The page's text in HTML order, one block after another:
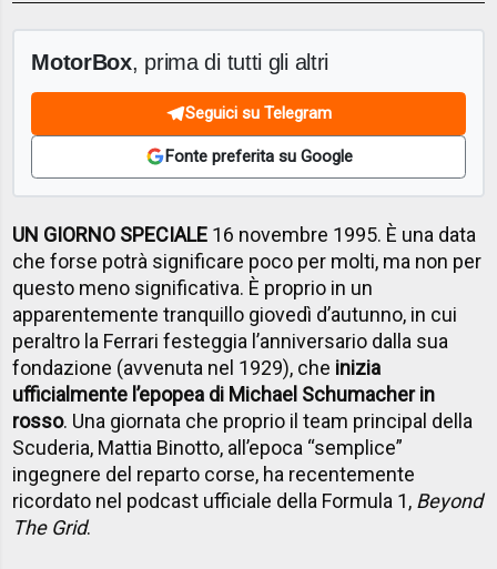
MotorBox, prima di tutti gli altri
Seguici su Telegram
Fonte preferita su Google
UN GIORNO SPECIALE 16 novembre 1995. È una data
che forse potrà significare poco per molti, ma non per
questo meno significativa. È proprio in un
apparentemente tranquillo giovedì d’autunno, in cui
peraltro la Ferrari festeggia l’anniversario dalla sua
fondazione (avvenuta nel 1929), che inizia
ufficialmente l’epopea di Michael Schumacher in
rosso. Una giornata che proprio il team principal della
Scuderia, Mattia Binotto, all’epoca “semplice”
ingegnere del reparto corse, ha recentemente
ricordato nel podcast ufficiale della Formula 1, Beyond
The Grid.